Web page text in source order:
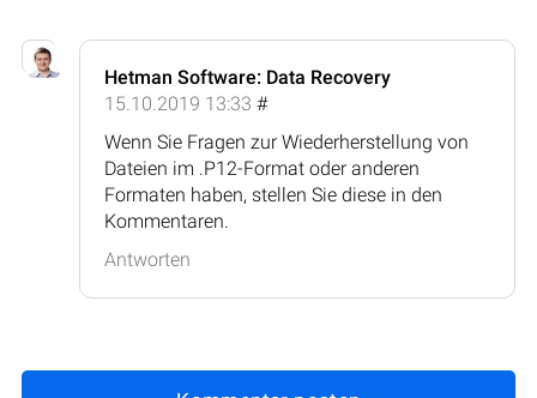
Hetman Software: Data Recovery
15.10.2019 13:33 #
Wenn Sie Fragen zur Wiederherstellung von
Dateien im .P12-Format oder anderen
Formaten haben, stellen Sie diese in den
Kommentaren.
Antworten